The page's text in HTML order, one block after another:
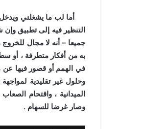
أما لب ما يشغلني
التنظير فيه إلى تطبيق
جميعا – أنه لا مجال
به من أفكار متطرفة ، أو
في الهمم أو قصور فيها
وحلول غير تقليدية
الميدانية ، واقتحام
وصار غرضا للسهام .